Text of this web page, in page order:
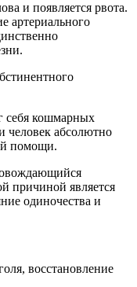
и появляется рвота.
артериального
себя кошмарных
человек абсолютно
помощи.
причиной является
одиночества и
восстановление